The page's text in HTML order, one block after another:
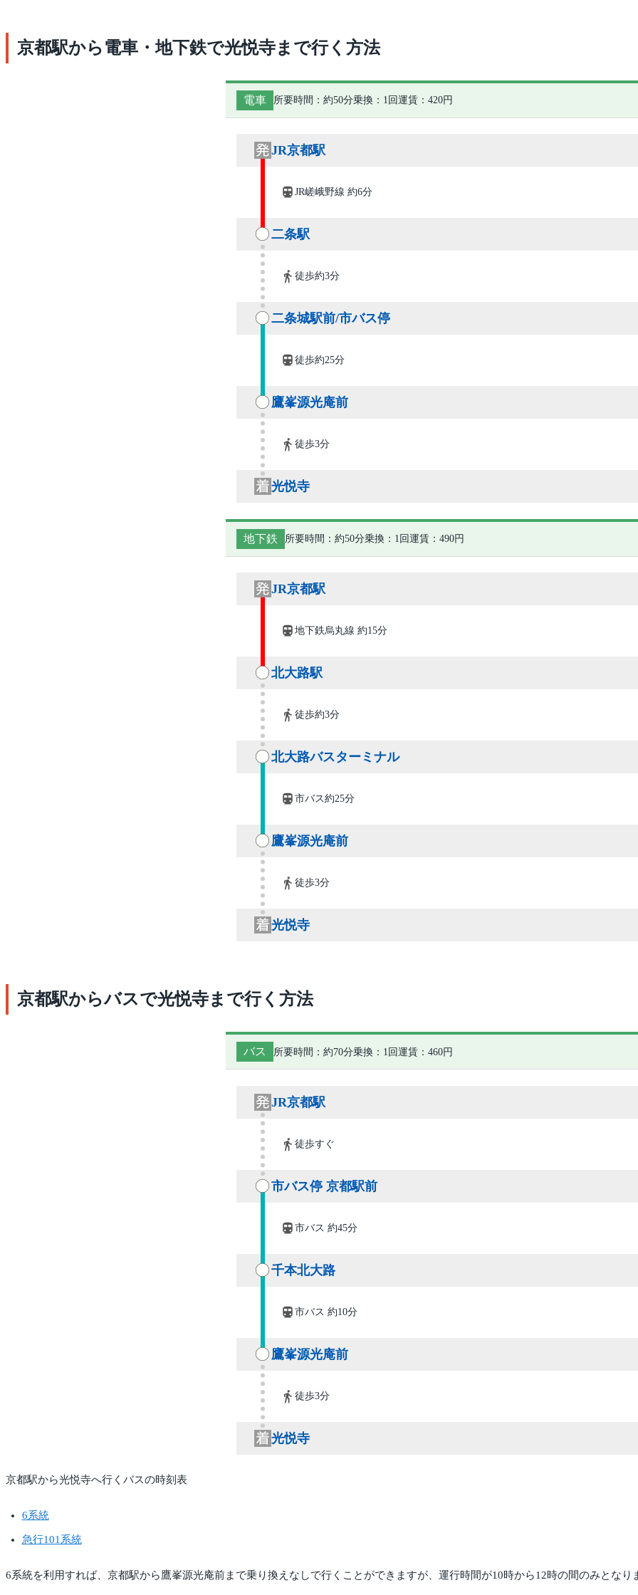
京都駅から電車・地下鉄で光悦寺まで行く方法
電車 所要時間：約50分乗換：1回運賃：420円
JR京都駅
JR嵯峨野線 約6分
二条駅
徒歩約3分
二条城駅前/市バス停
徒歩約25分
鷹峯源光庵前
徒歩3分
光悦寺
地下鉄 所要時間：約50分乗換：1回運賃：490円
JR京都駅
地下鉄烏丸線 約15分
北大路駅
徒歩約3分
北大路バスターミナル
市バス約25分
鷹峯源光庵前
徒歩3分
光悦寺
京都駅からバスで光悦寺まで行く方法
バス 所要時間：約70分乗換：1回 運賃：460円
JR京都駅
徒歩すぐ
市バス停 京都駅前
市バス 約45分
千本北大路
市バス 約10分
鷹峯源光庵前
徒歩3分
光悦寺
京都駅から光悦寺へ行くバスの時刻表
6系統
急行101系統
6系統を利用すれば、京都駅から鷹峯源光庵前まで乗り換えなしで行くことができますが、運行時間が10時から12時の間のみとなり